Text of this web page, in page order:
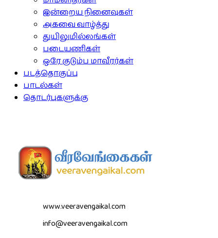
இன்றைய நினைவுகள்
அகவை வாழ்த்து
துயிலுமில்லங்கள்
படையணிகள்
ஒரே குடும்ப மாவீரர்கள்
படத்தொகுப்பு
பாடல்கள்
தொடர்புகளுக்கு
www.veeravengaikal.com
info@veeravengaikal.com